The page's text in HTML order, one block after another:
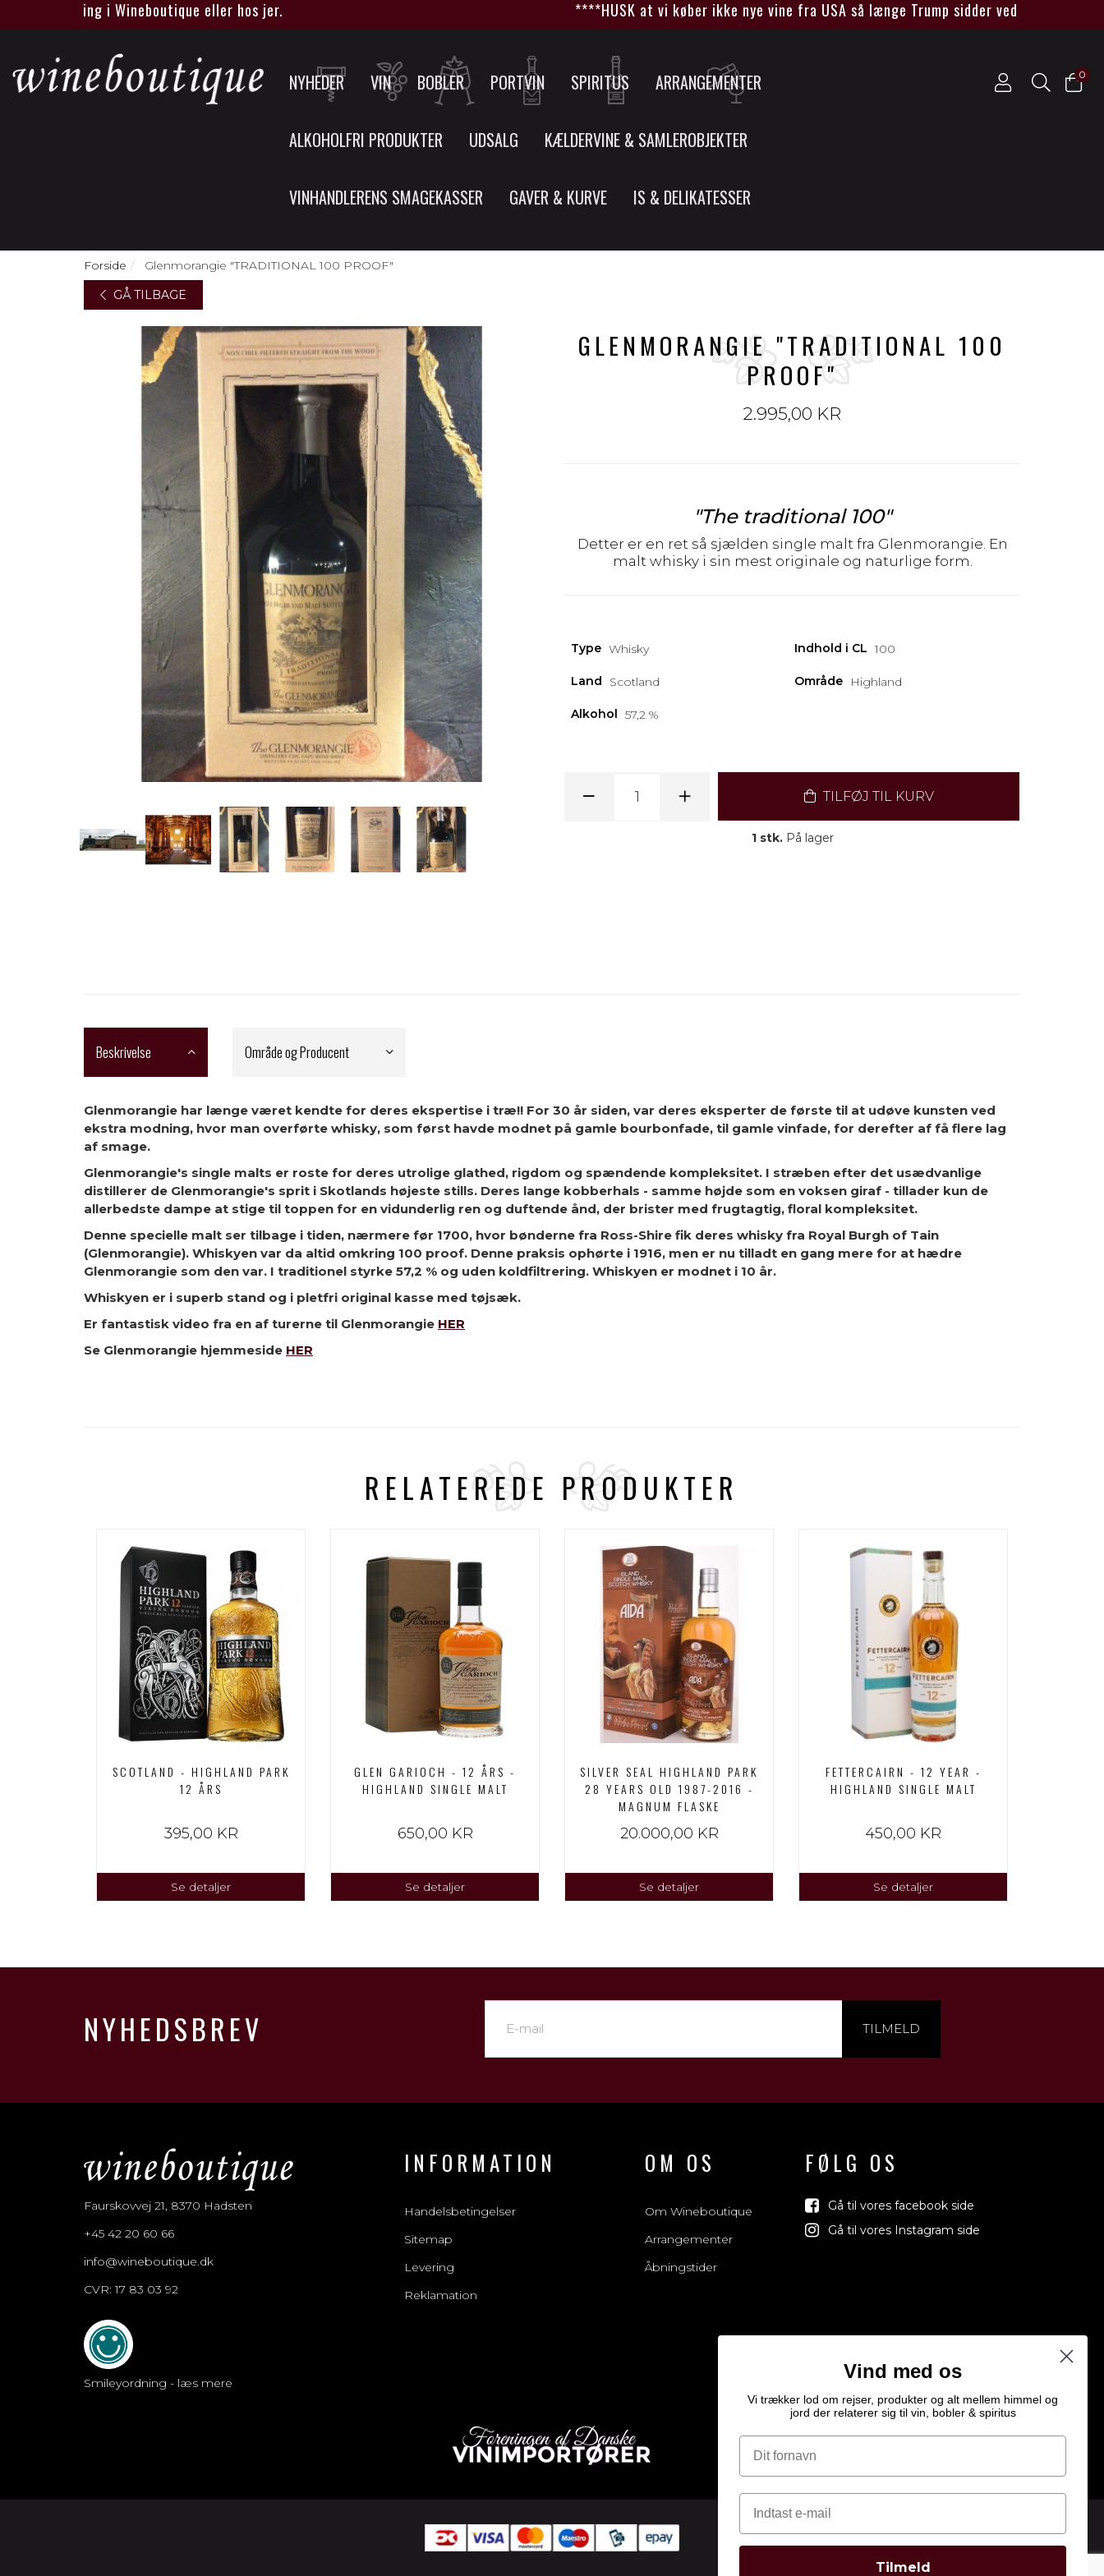
i Wineboutique eller hos jer. ****HUSK at vi køber ikke nye vine fra USA så længe Trump sidder ved magten****
NYHEDER VIN BOBLER PORTVIN SPIRITUS ARRANGEMENTER
ALKOHOLFRI PRODUKTER UDSALG KÆLDERVINE & SAMLEROBJEKTER
VINHANDLERENS SMAGEKASSER GAVER & KURVE IS & DELIKATESSER
0
Forside
Glenmorangie "TRADITIONAL 100 PROOF"
GÅ TILBAGE
GLENMORANGIE "TRADITIONAL 100
PROOF"
2.995,00 KR
"The traditional 100"
Detter er en ret så sjælden single malt fra Glenmorangie. En
malt whisky i sin mest originale og naturlige form.
Type Whisky Indhold i CL 100
Land Scotland Område Highland
Alkohol 57,2 %
TILFØJ TIL KURV
1 stk.På lager
Beskrivelse Område og Producent
Glenmorangie har længe været kendte for deres ekspertise i træ!! For 30 år siden, var deres eksperter de første til at udøve kunsten ved
ekstra modning, hvor man overførte whisky, som først havde modnet på gamle bourbonfade, til gamle vinfade, for derefter af få flere lag
af smage.
Glenmorangie's single malts er roste for deres utrolige glathed, rigdom og spændende kompleksitet. I stræben efter det usædvanlige
distillerer de Glenmorangie's sprit i Skotlands højeste stills. Deres lange kobberhals - samme højde som en voksen giraf - tillader kun de
allerbedste dampe at stige til toppen for en vidunderlig ren og duftende ånd, der brister med frugtagtig, floral kompleksitet.
Denne specielle malt ser tilbage i tiden, nærmere før 1700, hvor bønderne fra Ross-Shire fik deres whisky fra Royal Burgh of Tain
(Glenmorangie). Whiskyen var da altid omkring 100 proof. Denne praksis ophørte i 1916, men er nu tilladt en gang mere for at hædre
Glenmorangie som den var. I traditionel styrke 57,2 % og uden koldfiltrering. Whiskyen er modnet i 10 år.
Whiskyen er i superb stand og i pletfri original kasse med tøjsæk.
Er fantastisk video fra en af turerne til Glenmorangie HER
Se Glenmorangie hjemmeside HER
RELATEREDE PRODUKTER
SCOTLAND - HIGHLAND PARK
12 ÅRS
395,00 KR
Se detaljer
GLEN GARIOCH - 12 ÅRS -
HIGHLAND SINGLE MALT
650,00 KR
Se detaljer
SILVER SEAL HIGHLAND PARK
28 YEARS OLD 1987-2016 -
MAGNUM FLASKE
20.000,00 KR
Se detaljer
FETTERCAIRN - 12 YEAR -
HIGHLAND SINGLE MALT
450,00 KR
Se detaljer
NYHEDSBREV TILMELD
Faurskovvej 21, 8370 Hadsten
+45 42 20 60 66
info@wineboutique.dk
CVR: 17 83 03 92
Smileyordning - læs mere
INFORMATION
Handelsbetingelser
Sitemap
Levering
Reklamation
OM OS
Om Wineboutique
Arrangementer
Åbningstider
FØLG OS
Gå til vores facebook side
Gå til vores Instagram side
Vind med os
Vi trækker lod om rejser, produkter og alt mellem himmel og
jord der relaterer sig til vin, bobler & spiritus
Tilmeld